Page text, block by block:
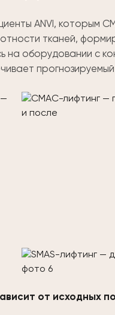
ANVI, которым
тканей,
на оборудовании с
от исходных